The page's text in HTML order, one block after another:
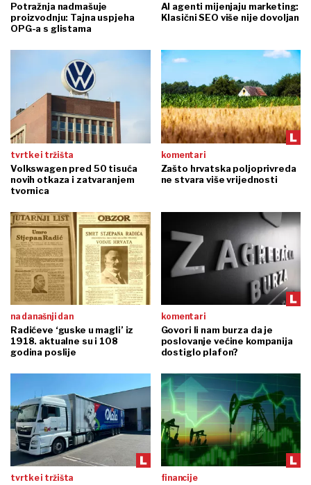
Potražnja nadmašuje
proizvodnju: Tajna uspjeha
OPG-a s glistama
AI agenti mijenjaju marketing:
Klasični SEO više nije dovoljan
tvrtke i tržišta
Volkswagen pred 50 tisuća
novih otkaza i zatvaranjem
tvornica
komentari
Zašto hrvatska poljoprivreda
ne stvara više vrijednosti
na današnji dan
Radićeve ‘guske u magli’ iz
1918. aktualne su i 108
godina poslije
komentari
Govori li nam burza da je
poslovanje većine kompanija
dostiglo plafon?
tvrtke i tržišta financije